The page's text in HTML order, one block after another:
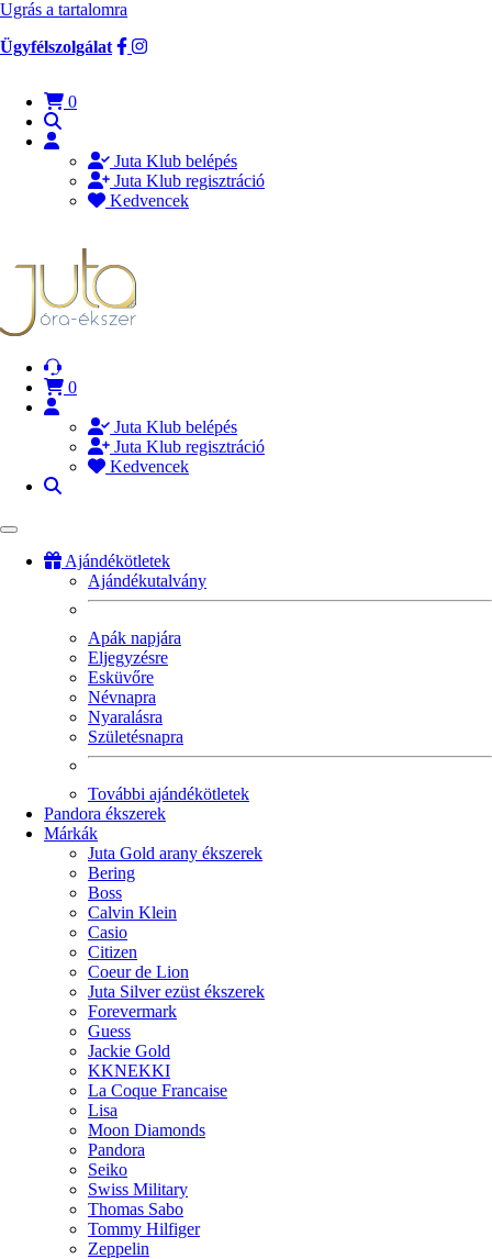
Ugrás a tartalomra
Ügyfélszolgálat
0
Juta Klub belépés
Juta Klub regisztráció
Kedvencek
0
Juta Klub belépés
Juta Klub regisztráció
Kedvencek
Ajándékötletek
Ajándékutalvány
Apák napjára
Eljegyzésre
Esküvőre
Névnapra
Nyaralásra
Születésnapra
További ajándékötletek
Pandora ékszerek
Márkák
Juta Gold arany ékszerek
Bering
Boss
Calvin Klein
Casio
Citizen
Coeur de Lion
Juta Silver ezüst ékszerek
Forevermark
Guess
Jackie Gold
KKNEKKI
La Coque Francaise
Lisa
Moon Diamonds
Pandora
Seiko
Swiss Military
Thomas Sabo
Tommy Hilfiger
Zeppelin